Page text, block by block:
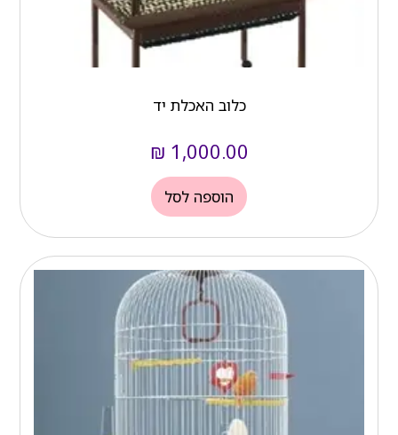
כלוב האכלת יד
₪ 1,000.00
הוספה לסל